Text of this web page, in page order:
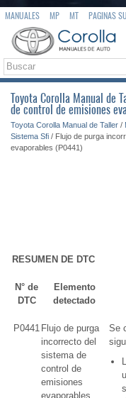
MANUALES MP MT PAGINAS
Toyota Corolla Manual de
de control de emisiones
Toyota Corolla Manual de Taller /
Sistema Sfi / Flujo de purga
evaporables (P0441)
RESUMEN DE DTC
N° de
DTC
Elemento
detectado
P0441 Flujo de purga
incorrecto del
sistema de
control de
emisiones
evaporables
Se